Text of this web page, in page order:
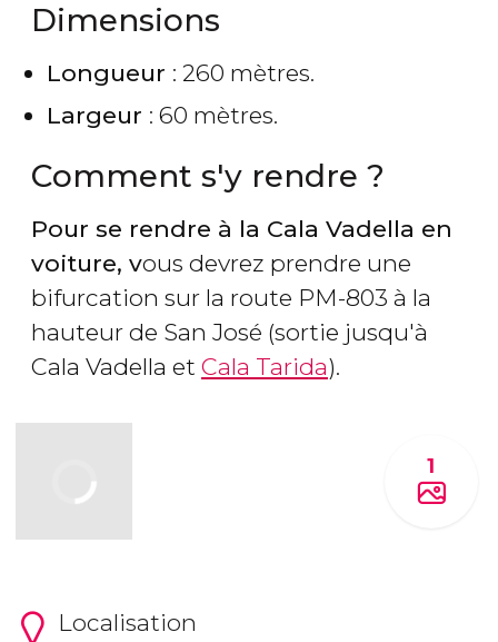
Dimensions
Longueur : 260 mètres.
Largeur : 60 mètres.
Comment s'y rendre ?
Pour se rendre à la Cala Vadella en
voiture, vous devrez prendre une
bifurcation sur la route PM-803 à la
hauteur de San José (sortie jusqu'à
Cala Vadella et Cala Tarida).
1
Localisation